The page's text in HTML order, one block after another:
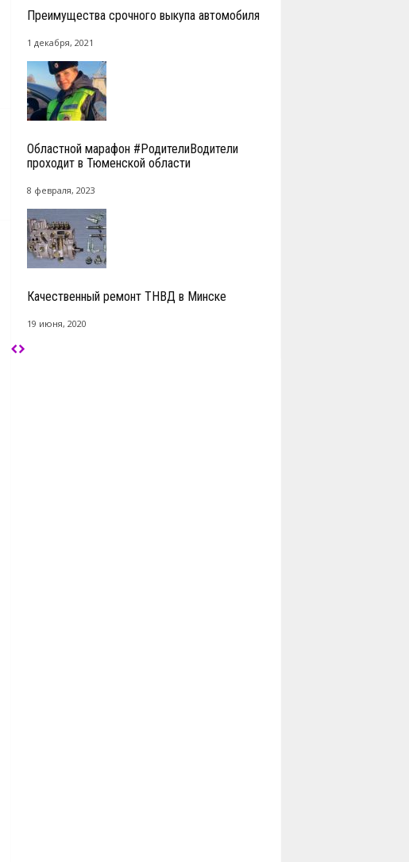
Преимущества срочного выкупа автомобиля
1 декабря, 2021
Областной марафон #РодителиВодители
проходит в Тюменской области
8 февраля, 2023
Качественный ремонт ТНВД в Минске
19 июня, 2020